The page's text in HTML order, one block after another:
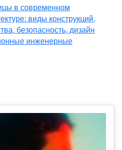
в современном
виды конструкций,
безопасность, дизайн
инженерные